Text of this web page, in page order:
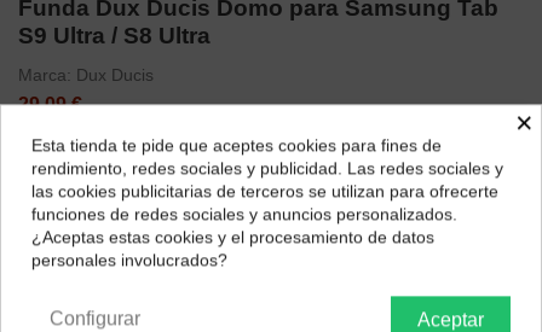
Funda Dux Ducis Domo para Samsung Tab
S9 Ultra / S8 Ultra
Marca: Dux Ducis
29,09 €
Color
Azul
Rosa Negro
¿Dónde deseas recibir tu pedido?
Selecciona tu ubicación para mostrarte los precios e
impuestos correctos para tu región.
×
Esta tienda te pide que aceptes cookies para fines de
rendimiento, redes sociales y publicidad. Las redes sociales y
las cookies publicitarias de terceros se utilizan para ofrecerte
funciones de redes sociales y anuncios personalizados.
¿Aceptas estas cookies y el procesamiento de datos
personales involucrados?
Aceptar
Configurar